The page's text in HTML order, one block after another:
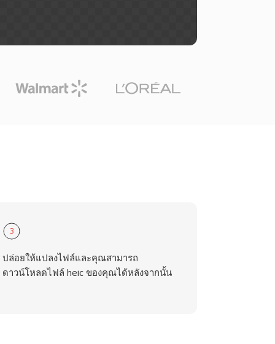
3
ปล่อยให้แปลงไฟล์และคุณสามารถ
ดาวน์โหลดไฟล์ heic ของคุณได้หลังจากนั้น